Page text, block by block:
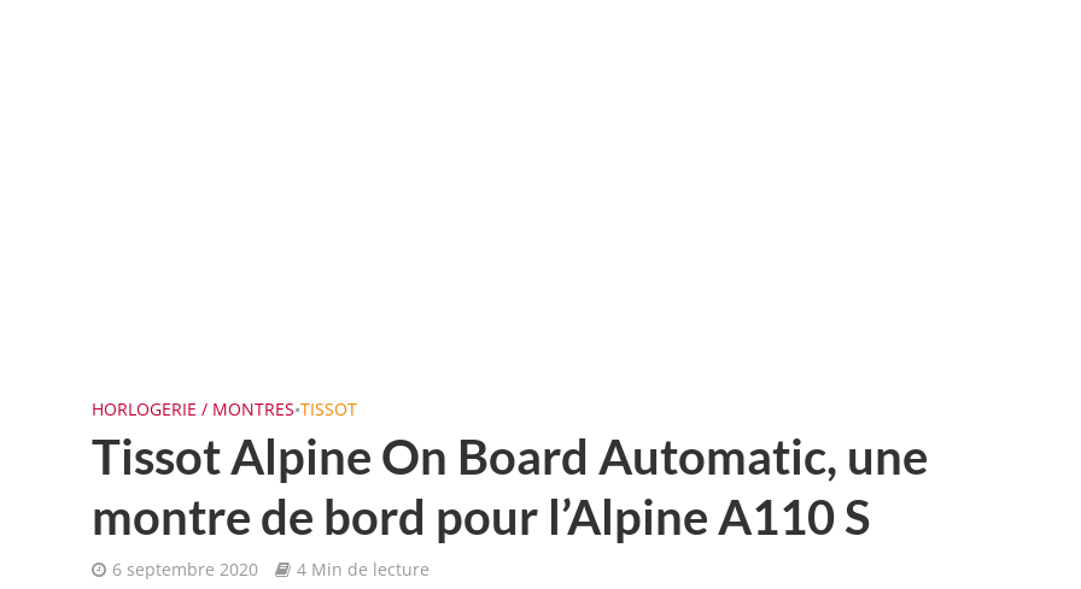
HORLOGERIE / MONTRES•TISSOT
Tissot Alpine On Board Automatic, une
montre de bord pour l’Alpine A110 S
6 septembre 2020 4 Min de lecture